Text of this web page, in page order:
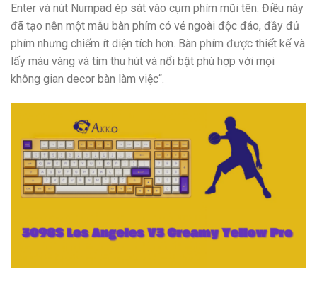
Enter và nút Numpad ép sát vào cụm phím mũi tên. Điều này
đã tạo nên một mẫu bàn phím có vẻ ngoài độc đáo, đầy đủ
phím nhưng chiếm ít diện tích hơn. Bàn phím được thiết kế và
lấy màu vàng và tím thu hút và nổi bật phù hợp với mọi
không gian decor bàn làm việc“.